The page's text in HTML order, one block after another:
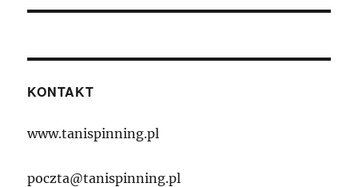
KONTAKT
www.tanispinning.pl
poczta@tanispinning.pl